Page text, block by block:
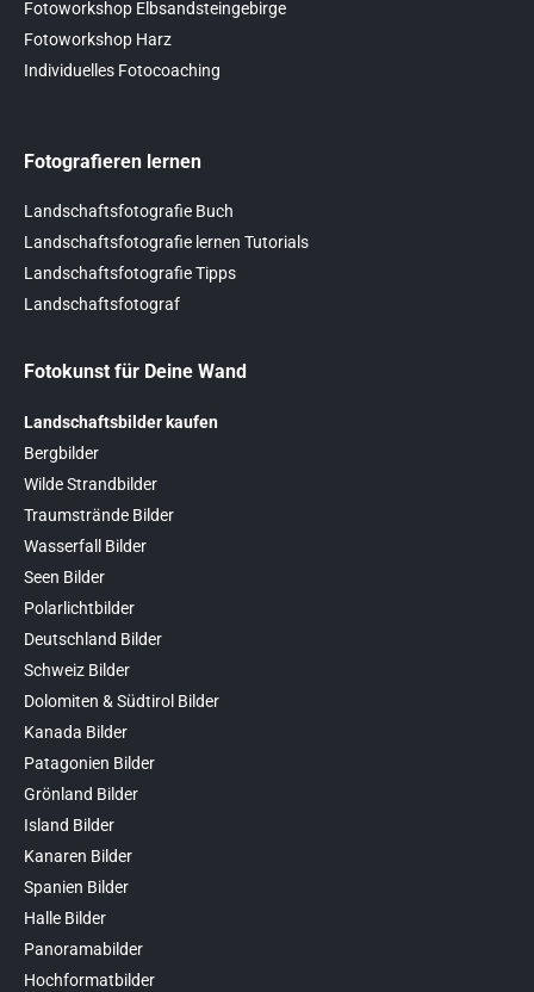
Fotoworkshop Elbsandsteingebirge
Fotoworkshop Harz
Individuelles Fotocoaching
Fotografieren lernen
Landschaftsfotografie Buch
Landschaftsfotografie lernen Tutorials
Landschaftsfotografie Tipps
Landschaftsfotograf
Fotokunst für Deine Wand
Landschaftsbilder kaufen
Bergbilder
Wilde Strandbilder
Traumstrände Bilder
Wasserfall Bilder
Seen Bilder
Polarlichtbilder
Deutschland Bilder
Schweiz Bilder
Dolomiten & Südtirol Bilder
Kanada Bilder
Patagonien Bilder
Grönland Bilder
Island Bilder
Kanaren Bilder
Spanien Bilder
Halle Bilder
Panoramabilder
Hochformatbilder